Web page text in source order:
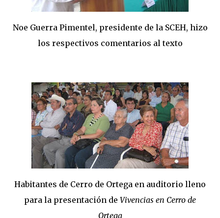
Noe Guerra Pimentel, presidente de la SCEH, hizo
los respectivos comentarios al texto
Habitantes de Cerro de Ortega en auditorio lleno
para la presentación de Vivencias en Cerro de
Ortega